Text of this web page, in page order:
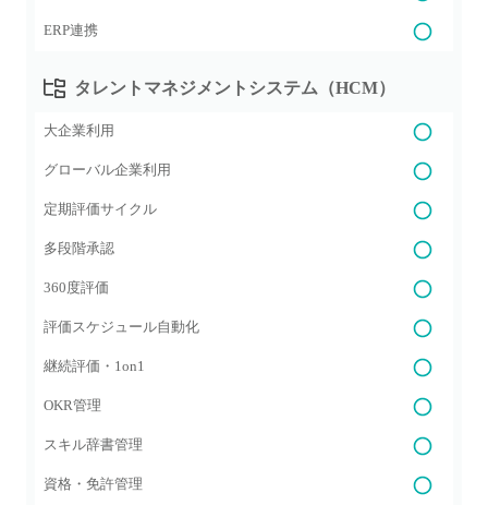
ERP連携
タレントマネジメントシステム（HCM）
大企業利用
グローバル企業利用
定期評価サイクル
多段階承認
360度評価
評価スケジュール自動化
継続評価・1on1
OKR管理
スキル辞書管理
資格・免許管理